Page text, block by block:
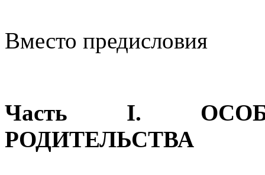
Вместо предисловия
Часть I.
РОДИТЕЛЬСТВА